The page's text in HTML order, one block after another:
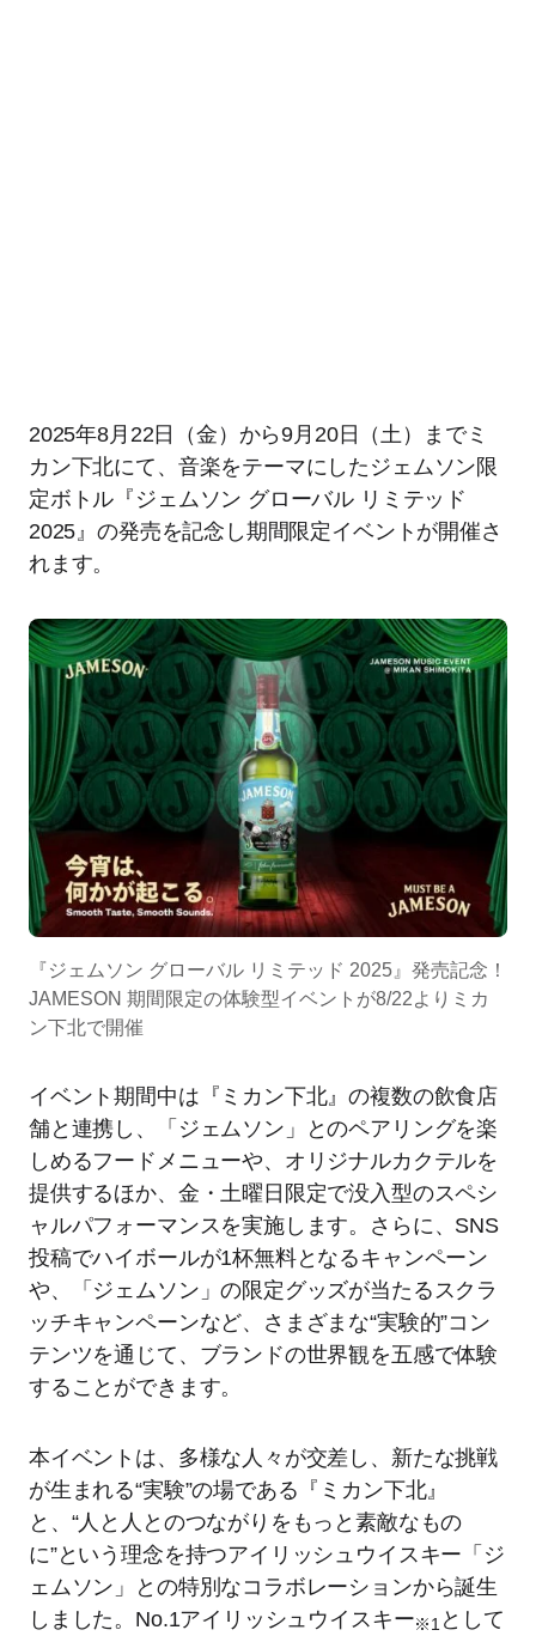
2025年8月22日（金）から9月20日（土）までミ
カン下北にて、音楽をテーマにしたジェムソン限
定ボトル『ジェムソン グローバル リミテッド
2025』の発売を記念し期間限定イベントが開催さ
れます。
『ジェムソン グローバル リミテッド 2025』発売記念！
JAMESON 期間限定の体験型イベントが8/22よりミカ
ン下北で開催
イベント期間中は『ミカン下北』の複数の飲食店
舗と連携し、「ジェムソン」とのペアリングを楽
しめるフードメニューや、オリジナルカクテルを
提供するほか、金・土曜日限定で没入型のスペシ
ャルパフォーマンスを実施します。さらに、SNS
投稿でハイボールが1杯無料となるキャンペーン
や、「ジェムソン」の限定グッズが当たるスクラ
ッチキャンペーンなど、さまざまな“実験的”コン
テンツを通じて、ブランドの世界観を五感で体験
することができます。
本イベントは、多様な人々が交差し、新たな挑戦
が生まれる“実験”の場である『ミカン下北』
と、“人と人とのつながりをもっと素敵なもの
に”という理念を持つアイリッシュウイスキー「ジ
ェムソン」との特別なコラボレーションから誕生
しました。No.1アイリッシュウイスキー※1 として